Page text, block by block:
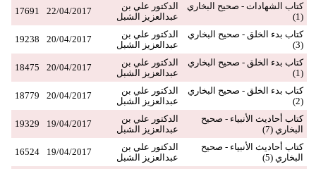
كتاب الشهادات - صحيح البخاري
(1)
الدكتور علي بن
عبدالعزيز الشبل
22/04/2017
17691
كتاب بدء الخلق - صحيح البخاري
(3)
الدكتور علي بن
عبدالعزيز الشبل
20/04/2017
19238
كتاب بدء الخلق - صحيح البخاري
(1)
الدكتور علي بن
عبدالعزيز الشبل
20/04/2017
18475
كتاب بدء الخلق - صحيح البخاري
(2)
الدكتور علي بن
عبدالعزيز الشبل
20/04/2017
18779
كتاب أحاديث الأنبياء - صحيح
البخاري (7)
الدكتور علي بن
عبدالعزيز الشبل
19/04/2017
19329
كتاب أحاديث الأنبياء - صحيح
البخاري (5)
الدكتور علي بن
عبدالعزيز الشبل
19/04/2017
16524